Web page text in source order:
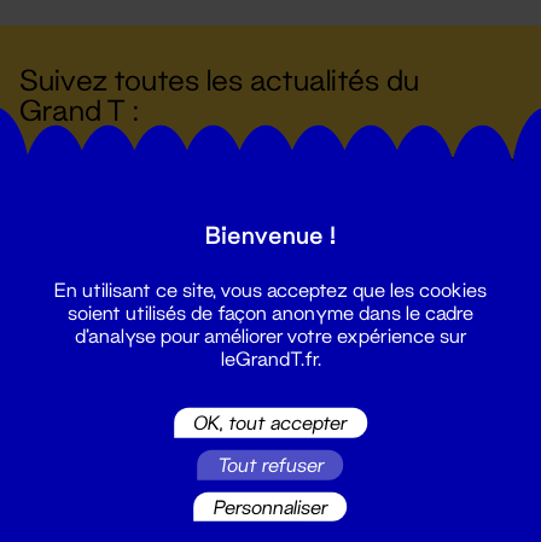
Suivez toutes les actualités du
Grand T :
billetterie@leGrandT.fr
Du lundi au vendredi 14h → 18h
Bienvenue !
En utilisant ce site, vous acceptez que les cookies
soient utilisés de façon anonyme dans le cadre
d'analyse pour améliorer votre expérience sur
leGrandT.fr.
OK, tout accepter
Tout refuser
Personnaliser